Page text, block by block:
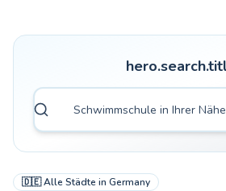
🇩🇪Alle Städte in Germany